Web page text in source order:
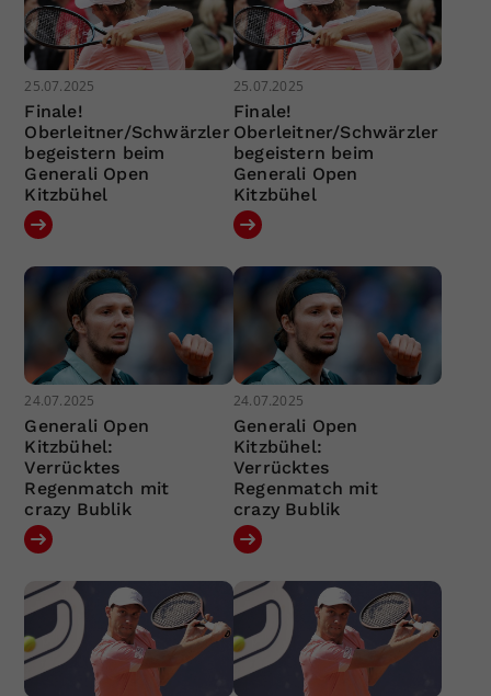
25.07.2025
Finale!
Oberleitner/Schwärzler
begeistern beim
Generali Open
Kitzbühel
25.07.2025
Finale!
Oberleitner/Schwärzler
begeistern beim
Generali Open
Kitzbühel
24.07.2025
Generali Open
Kitzbühel:
Verrücktes
Regenmatch mit
crazy Bublik
24.07.2025
Generali Open
Kitzbühel:
Verrücktes
Regenmatch mit
crazy Bublik